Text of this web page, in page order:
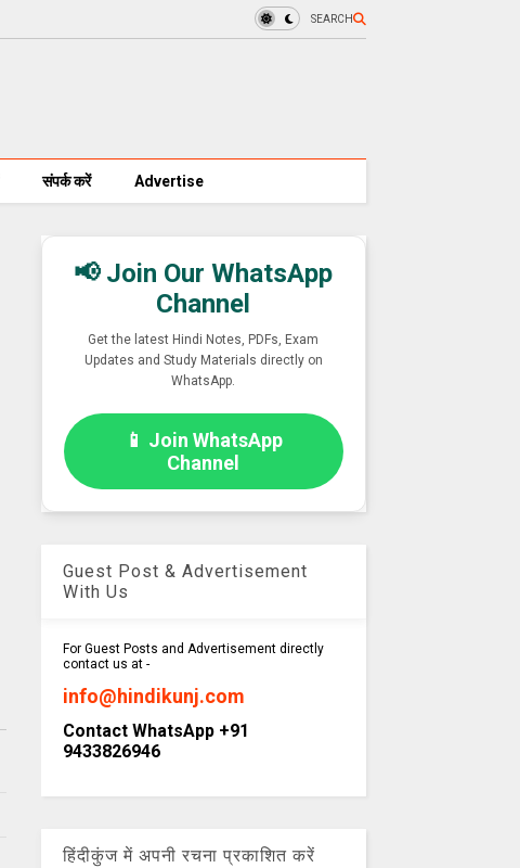
SEARCH
संपर्क करें Advertise
📢 Join Our WhatsApp
Channel
Get the latest Hindi Notes, PDFs, Exam
Updates and Study Materials directly on
WhatsApp.
📱 Join WhatsApp
Channel
Guest Post & Advertisement
With Us
For Guest Posts and Advertisement directly
contact us at -
info@hindikunj.com
Contact WhatsApp +91
9433826946
हिंदीकुंज में अपनी रचना प्रकाशित करें